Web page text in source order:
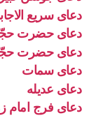
دعای سریع
دعای حضرت
دعای حضرت
دعای سمات
دعای عدیله
دعای فرج امام